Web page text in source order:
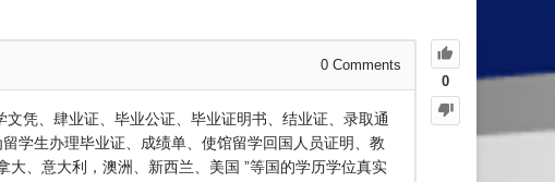
0
0 Comments
凭、肆业证、毕业公证、毕业证明书、结业证、录取通
学生办理毕业证、成绩单、使馆留学回国人员证明、教
、意大利，澳洲、新西兰、美国 ”等国的学历学位真实